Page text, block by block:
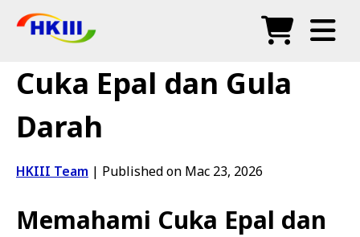
Soalan Lazim
Agen Sah
Kedai
Cuka Epal dan Gula
Darah
HKIII Team | Published on Mac 23, 2026
Memahami Cuka Epal dan